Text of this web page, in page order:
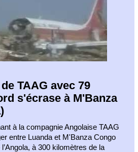
deTAAG avec 79
s'écrase à M'Banza
à la compagnie Angolaise TAAG
entre Luanda et M'Banza Congo
à 300 kilomètres de la